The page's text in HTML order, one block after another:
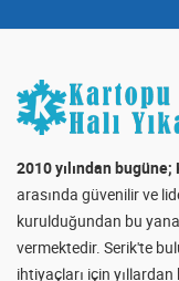
2010 yılından bugüne;
arasında güvenilir ve
kurulduğundan bu
vermektedir. Serik'te
ihtiyaçları için